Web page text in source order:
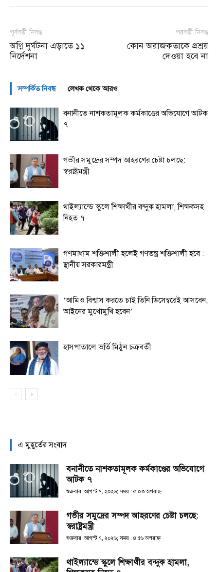
পূর্ববর্তী নিবন্ধ
অগ্নি দুর্ঘটনা এড়াতে ১১
নির্দেশনা
পরবর্তী নিবন্ধ
কোন অরাজকতাকে প্রশ্রয়
দেওয়া হবে না
সম্পর্কিত নিবন্ধ লেখক থেকে আরও
বনানীতে নাশকতামূলক কর্মকাণ্ডের অভিযোগে আটক
৭
গভীর সমুদ্রের সম্পদ আহরণের চেষ্টা চলছে:
স্বরাষ্ট্রমন্ত্রী
থাইল্যান্ডে স্কুলে শিক্ষার্থীর বন্দুক হামলা, শিক্ষকসহ
নিহত ৭
গণমাধ্যম শক্তিশালী হলেই গণতন্ত্র শক্তিশালী হবে :
স্থানীয় সরকারমন্ত্রী
‘আমিও বিশ্বাস করতে চাই তিনি ডিসেম্বরেই আসবেন,
আইনের মুখোমুখি হবেন’
হাসপাতালে ভর্তি মিঠুন চক্রবর্তী
এ মুহূর্তের সংবাদ
বনানীতে নাশকতামূলক কর্মকাণ্ডের অভিযোগে
আটক ৭
শুক্রবার, আগস্ট ৭, ২০২৬; সময় : ৫:০৩ অপরাহ্ণ
গভীর সমুদ্রের সম্পদ আহরণের চেষ্টা চলছে:
স্বরাষ্ট্রমন্ত্রী
শুক্রবার, আগস্ট ৭, ২০২৬; সময় : ৪:৫৬ অপরাহ্ণ
থাইল্যান্ডে স্কুলে শিক্ষার্থীর বন্দুক হামলা,